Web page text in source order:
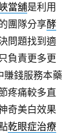
當舖是利用
團隊分享酵
問題找到適
負責更多更
賺錢服務本藥
疼痛較多直
奇美白效果
乾眼症治療